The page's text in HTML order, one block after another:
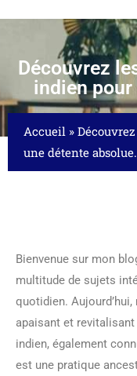
Découvrez
indien pour
Accueil »
une détente absolue.
Bienvenue sur mon
multitude de sujets
quotidien.
apaisant et
indien, également
est une pratique